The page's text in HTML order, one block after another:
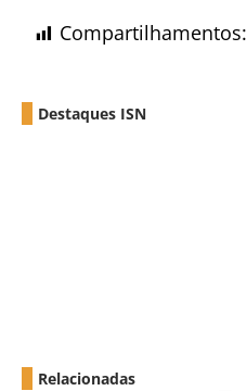
Compartilhamentos:
Destaques ISN
Relacionadas